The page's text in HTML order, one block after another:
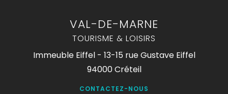
VAL-DE-MARNE
TOURISME & LOISIRS
Immeuble Eiffel - 13-15 rue Gustave Eiffel
94000 Créteil
CONTACTEZ-NOUS